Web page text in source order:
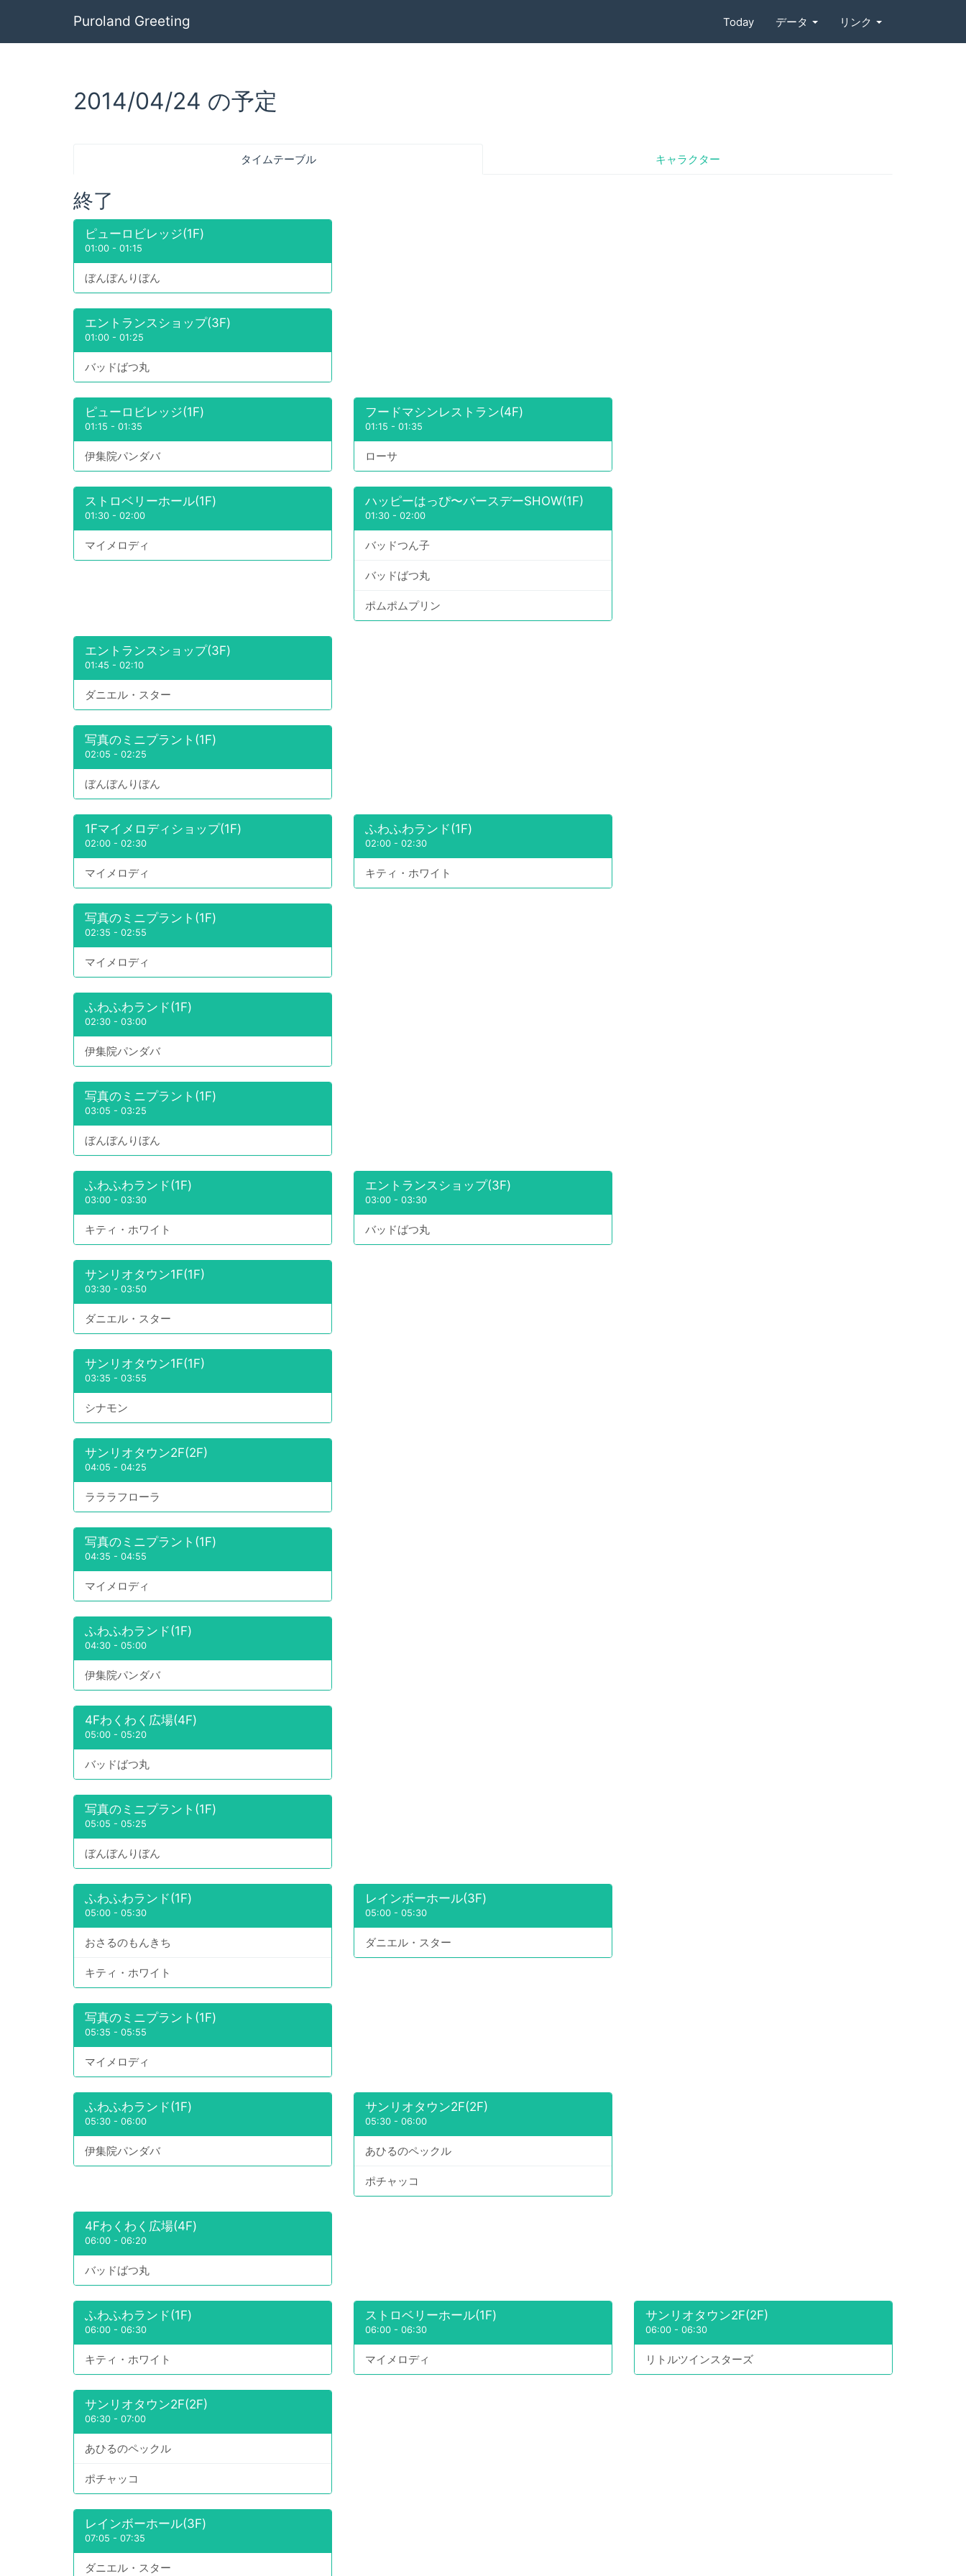
Puroland Greeting Today データ リンク
2014/04/24 の予定
タイムテーブル キャラクター
終了
ピューロビレッジ(1F)
01:00 - 01:15
ぼんぼんりぼん
エントランスショップ(3F)
01:00 - 01:25
バッドばつ丸
ピューロビレッジ(1F)
01:15 - 01:35
伊集院パンダバ
フードマシンレストラン(4F)
01:15 - 01:35
ローサ
ストロベリーホール(1F)
01:30 - 02:00
マイメロディ
ハッピーはっぴ〜バースデーSHOW(1F)
01:30- 02:00
バッドつん子
バッドばつ丸
ポムポムプリン
エントランスショップ(3F)
01:45 - 02:10
ダニエル・スター
写真のミニプラント(1F)
02:05 - 02:25
ぼんぼんりぼん
1Fマイメロディショップ(1F)
02:00 - 02:30
マイメロディ
ふわふわランド(1F)
02:00- 02:30
キティ・ホワイト
写真のミニプラント(1F)
02:35 - 02:55
マイメロディ
ふわふわランド(1F)
02:30 - 03:00
伊集院パンダバ
写真のミニプラント(1F)
03:05 - 03:25
ぼんぼんりぼん
ふわふわランド(1F)
03:00 - 03:30
キティ・ホワイト
エントランスショップ(3F)
03:00- 03:30
バッドばつ丸
サンリオタウン1F(1F)
03:30 - 03:50
ダニエル・スター
サンリオタウン1F(1F)
03:35 - 03:55
シナモン
サンリオタウン2F(2F)
04:05 - 04:25
ラララフローラ
写真のミニプラント(1F)
04:35 - 04:55
マイメロディ
ふわふわランド(1F)
04:30 - 05:00
伊集院パンダバ
4Fわくわく広場(4F)
05:00 - 05:20
バッドばつ丸
写真のミニプラント(1F)
05:05 - 05:25
ぼんぼんりぼん
ふわふわランド(1F)
05:00 - 05:30
おさるのもんきち
キティ・ホワイト
レインボーホール(3F)
05:00- 05:30
ダニエル・スター
写真のミニプラント(1F)
05:35 - 05:55
マイメロディ
ふわふわランド(1F)
05:30 - 06:00
伊集院パンダバ
サンリオタウン2F(2F)
05:30- 06:00
あひるのペックル
ポチャッコ
4Fわくわく広場(4F)
06:00 - 06:20
バッドばつ丸
ふわふわランド(1F)
06:00 - 06:30
キティ・ホワイト
ストロベリーホール(1F)
06:00- 06:30
マイメロディ
サンリオタウン2F(2F)
06:00- 06:30
リトルツインスターズ
サンリオタウン2F(2F)
06:30 - 07:00
あひるのペックル
ポチャッコ
レインボーホール(3F)
07:05 - 07:35
ダニエル・スター